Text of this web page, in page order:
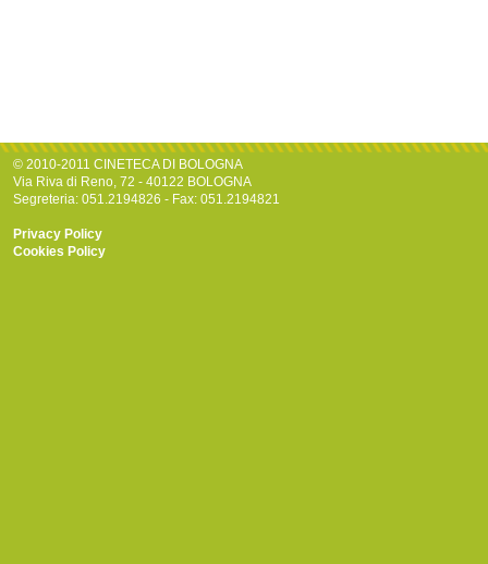
© 2010-2011 CINETECA DI BOLOGNA
Via Riva di Reno, 72 - 40122 BOLOGNA
Segreteria: 051.2194826 - Fax: 051.2194821
Privacy Policy
Cookies Policy